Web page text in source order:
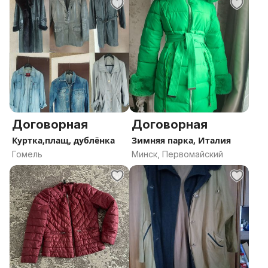
Договорная
Куртка,плащ, дублёнка
Гомель
Договорная
Зимняя парка, Италия
Минск, Первомайский